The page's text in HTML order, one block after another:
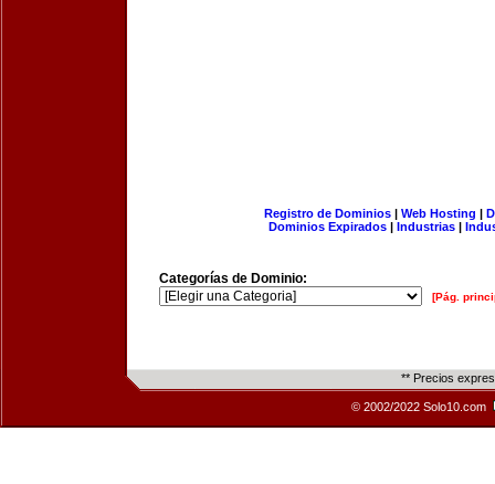
Registro de Dominios| Web Hosting |
Dominios Expirados | Industrias |
Categorías de Dominio:
[Pág.
** Precios
© 2002/2022 Solo10.com